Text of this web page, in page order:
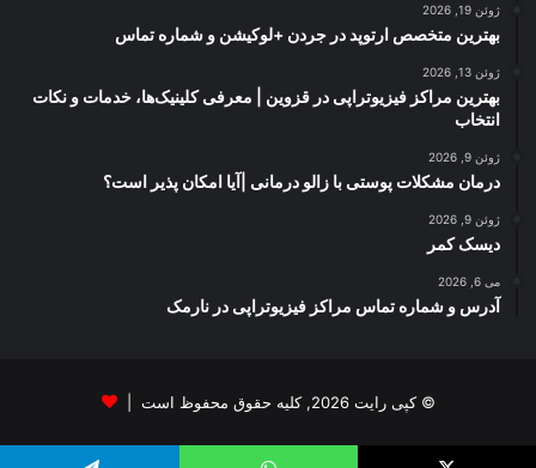
ژوئن 19, 2026
بهترین متخصص ارتوپد در جردن +لوکیشن و شماره تماس
ژوئن 13, 2026
بهترین مراکز فیزیوتراپی در قزوین | معرفی کلینیک‌ها، خدمات و نکات
انتخاب
ژوئن 9, 2026
درمان مشکلات پوستی با زالو درمانی |آیا امکان پذیر است؟
ژوئن 9, 2026
دیسک کمر
می 6, 2026
آدرس و شماره تماس مراکز فیزیوتراپی در نارمک
© کپی رایت 2026, کلیه حقوق محفوظ است |